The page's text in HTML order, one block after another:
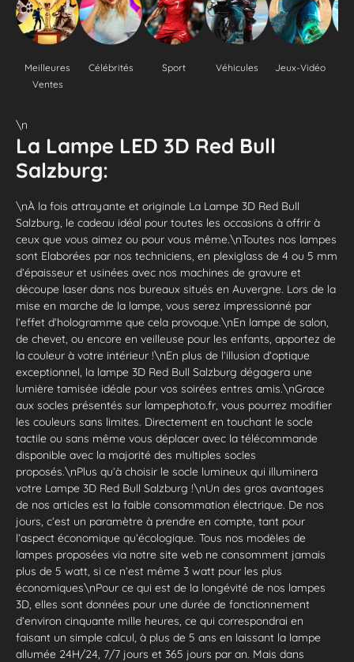
Meilleures
Ventes
Célébrités Sport Véhicules Jeux-Vidéo
\n
La Lampe LED 3D Red Bull
Salzburg:
\nÀ la fois attrayante et originale La Lampe 3D Red Bull
Salzburg, le cadeau idéal pour toutes les occasions à offrir à
ceux que vous aimez ou pour vous même.\nToutes nos lampes
sont Elaborées par nos techniciens, en plexiglass de 4 ou 5 mm
d’épaisseur et usinées avec nos machines de gravure et
découpe laser dans nos bureaux situés en Auvergne. Lors de la
mise en marche de la lampe, vous serez impressionné par
l’effet d’hologramme que cela provoque.\nEn lampe de salon,
de chevet, ou encore en veilleuse pour les enfants, apportez de
la couleur à votre intérieur !\nEn plus de l’illusion d’optique
exceptionnel, la lampe 3D Red Bull Salzburg dégagera une
lumière tamisée idéale pour vos soirées entres amis.\nGrace
aux socles présentés sur lampephoto.fr, vous pourrez modifier
les couleurs sans limites. Directement en touchant le socle
tactile ou sans même vous déplacer avec la télécommande
disponible avec la majorité des multiples socles
proposés.\nPlus qu’à choisir le socle lumineux qui illuminera
votre Lampe 3D Red Bull Salzburg !\nUn des gros avantages
de nos articles est la faible consommation électrique. De nos
jours, c’est un paramètre à prendre en compte, tant pour
l’aspect économique qu’écologique. Tous nos modèles de
lampes proposées via notre site web ne consomment jamais
plus de 5 watt, si ce n’est même 3 watt pour les plus
économiques\nPour ce qui est de la longévité de nos lampes
3D, elles sont données pour une durée de fonctionnement
d’environ cinquante mille heures, ce qui correspondrai en
faisant un simple calcul, à plus de 5 ans en laissant la lampe
allumée 24H/24, 7/7 jours et 365 jours par an. Mais dans